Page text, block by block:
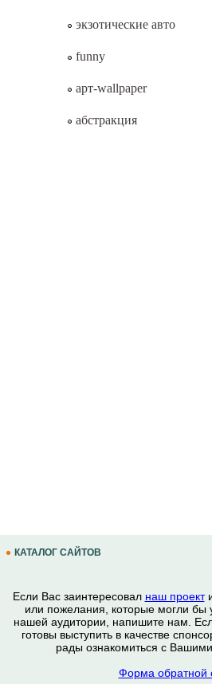
экзотические авто
funny
арт-wallpaper
абстракция
КАТАЛОГ САЙТОВ
Если Вас заинтересовал наш проект
или пожелания, которые могли бы
нашей аудитории, напишите нам.
готовы выступить в качестве
рады ознакомиться с
Форма обратной